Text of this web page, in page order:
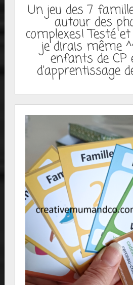
Un jeu des 7
autour des
complexes! Testé
je dirais même
enfants de CP
d'apprentissage